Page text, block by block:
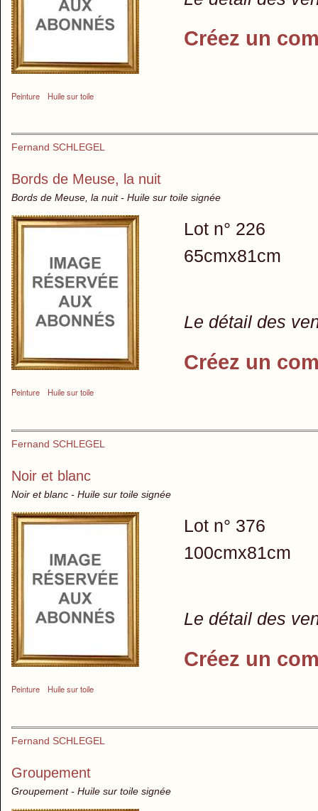
Peinture Huile sur toile
Créez un
Fernand SCHLEGEL
Bords de Meuse, la nuit
Bords de Meuse, la nuit - Huile sur toile signée
Peinture Huile sur toile
Lot n° 226
65cmx81cm
Le détail des
Créez un
Fernand SCHLEGEL
Noir et blanc
Noir et blanc - Huile sur toile signée
Peinture Huile sur toile
Lot n° 376
100cmx81cm
Le détail des
Créez un
Fernand SCHLEGEL
Groupement
Groupement - Huile sur toile signée